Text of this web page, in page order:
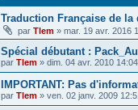
Traduction Française de
par Tlem » mar. 19 avr. 2016
Spécial débutant :
par Tlem » dim. 04 avr. 2010 14:04
IMPORTANT: Pas
par Tlem » ven. 02 janv. 2009